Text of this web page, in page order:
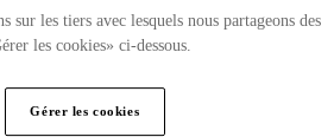
sur les tiers avec lesquels nous partageons des
les cookies» ci-dessous.
Gérer les cookies